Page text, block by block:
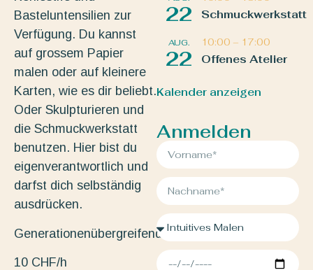
Basteluntensilien zur
Verfügung. Du kannst
auf grossem Papier
malen oder auf kleinere
Karten, wie es dir beliebt.
Oder Skulpturieren und
die Schmuckwerkstatt
benutzen. Hier bist du
eigenverantwortlich und
darfst dich selbständig
ausdrücken.
Generationenübergreifend.
10 CHF/h
22 Schmuckwerkstatt
AUG.
22
10:00 – 17:00
Offenes Atelier
Kalender anzeigen
Anmelden